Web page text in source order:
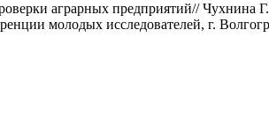
аграрных предприятий//
молодых исследователей, г.